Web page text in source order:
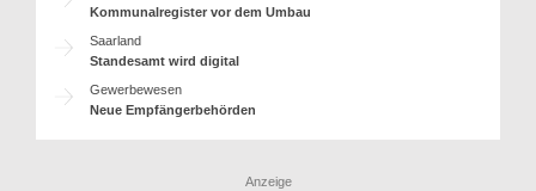
Kommunalregister vor dem Umbau
Saarland
Standesamt wird digital
Gewerbewesen
Neue Empfängerbehörden
Anzeige